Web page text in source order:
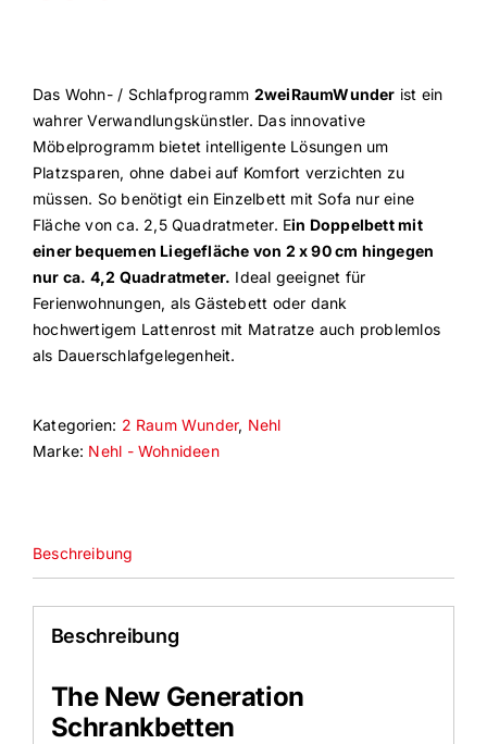
himolla Relaxsessel
JOKA
Das Wohn- / Schlafprogramm 2weiRaumWunder ist ein
wahrer Verwandlungskünstler. Das innovative
Möbelprogramm bietet intelligente Lösungen um
Platzsparen, ohne dabei auf Komfort verzichten zu
müssen. So benötigt ein Einzelbett mit Sofa nur eine
Fläche von ca. 2,5 Quadratmeter. Ein Doppelbett mit
einer bequemen Liegefläche von 2 x 90 cm hingegen
nur ca. 4,2 Quadratmeter. Ideal geeignet für
Ferienwohnungen, als Gästebett oder dank
hochwertigem Lattenrost mit Matratze auch problemlos
als Dauerschlafgelegenheit.
Kategorien: 2 Raum Wunder, Nehl
Marke: Nehl - Wohnideen
Beschreibung
Beschreibung
The New Generation
Schrankbetten